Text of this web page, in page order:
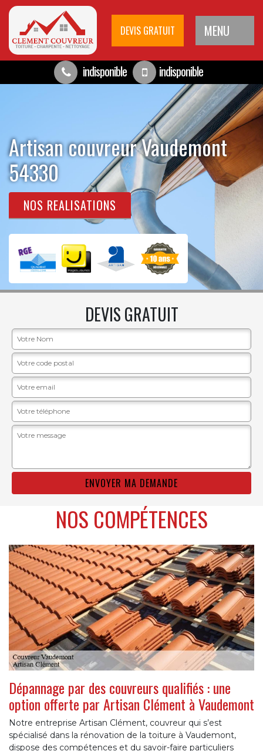
DEVIS GRATUIT MENU
indisponible indisponible
Artisan couvreur Vaudemont
54330
NOS REALISATIONS
DEVIS GRATUIT
NOS COMPÉTENCES
Dépannage par des couvreurs qualifiés : une
option offerte par Artisan Clément à Vaudemont
Notre entreprise Artisan Clément, couvreur qui s’est
spécialisé dans la rénovation de la toiture à Vaudemont,
dispose des compétences et du savoir-faire particuliers